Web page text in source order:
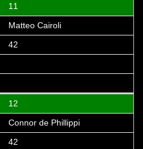
11
Matteo Cairoli
42
12
Connor de Phillippi
42